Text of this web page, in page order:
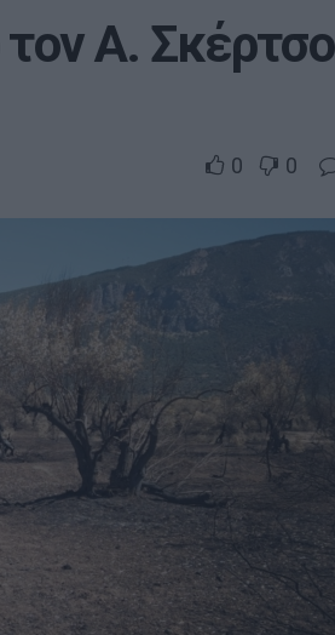
Α. Σκέρτσο
0 0